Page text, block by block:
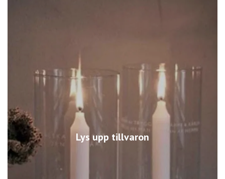
Lys upp tillvaron